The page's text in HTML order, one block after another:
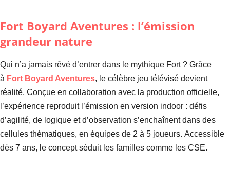
Fort Boyard Aventures : l’émission
grandeur nature
Qui n’a jamais rêvé d’entrer dans le mythique Fort ? Grâce
à Fort Boyard Aventures, le célèbre jeu télévisé devient
réalité. Conçue en collaboration avec la production officielle,
l’expérience reproduit l’émission en version indoor : défis
d’agilité, de logique et d’observation s’enchaînent dans des
cellules thématiques, en équipes de 2 à 5 joueurs. Accessible
dès 7 ans, le concept séduit les familles comme les CSE.